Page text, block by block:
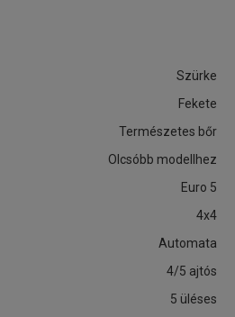
Szürke
Fekete
Természetes bőr
Olcsóbb modellhez
Euro 5
4x4
Automata
4/5 ajtós
5 üléses